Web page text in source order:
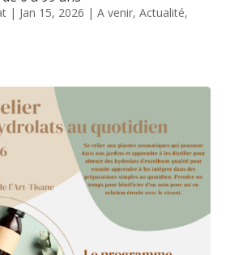
| Jan 15, 2026 | A venir, Actualité,